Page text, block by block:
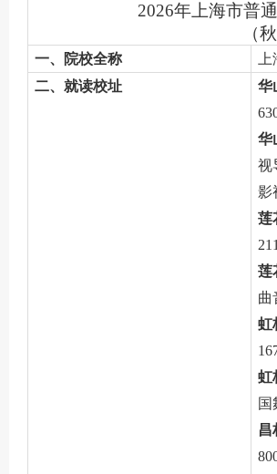
2026年上海市普
（
一、院校全称
二、就读校址
华
华
视
影
莲
莲
曲
虹
虹
国
昌